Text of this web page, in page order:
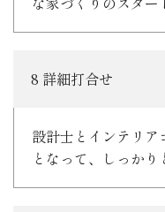
8 詳細打合せ
設計士とインテリ
となって、しっかり